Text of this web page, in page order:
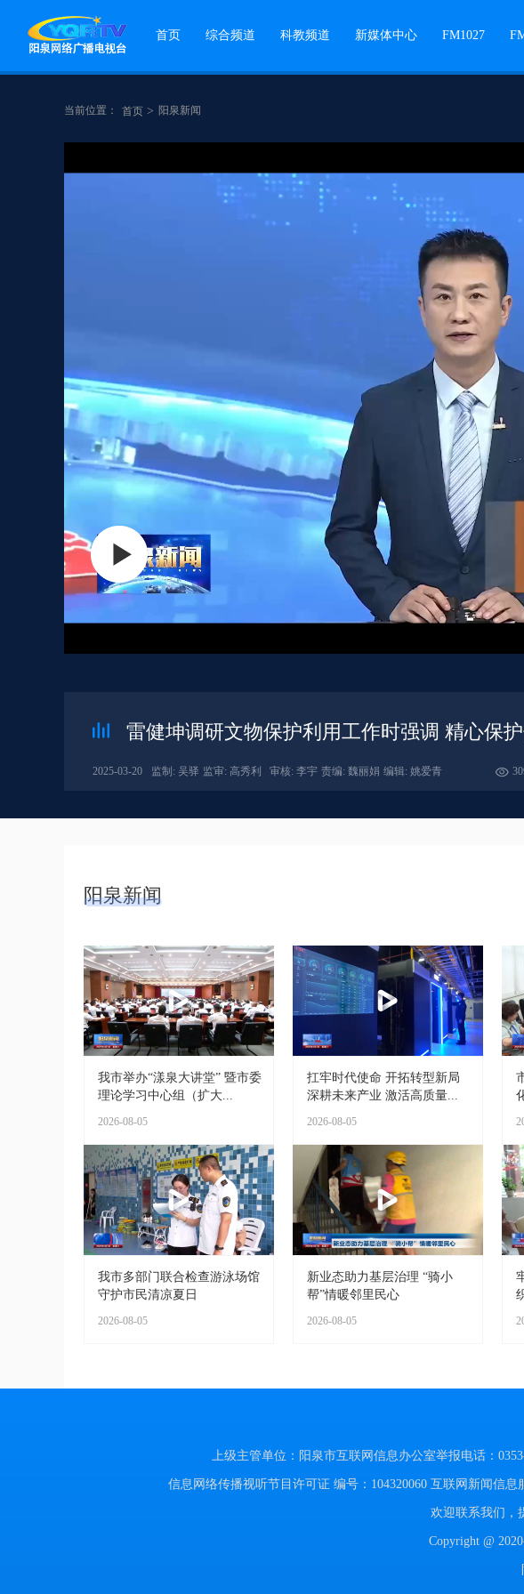
首页 综合频道 科教频道 新媒体中心 FM1027
当前位置： 首页 > 阳泉新闻
雷健坤调研文物保护利用工作时强调 精心保
2025-03-20 监制: 吴驿 监审: 高秀利 审核: 李宇 责编: 魏丽娟 编辑: 姚爱青
阳泉新闻
我市举办“漾泉大讲堂” 暨市委
理论学习中心组（扩大...
2026-08-05
扛牢时代使命 开拓转型新局
深耕未来产业 激活高质量...
2026-08-05
我市多部门联合检查游泳场馆
守护市民清凉夏日
2026-08-05
新业态助力基层治理 “骑小
帮”情暖邻里民心
2026-08-05
上级主管单位：阳泉市互联网信息办公室举报电话：
信息网络传播视听节目许可证 编号：104320060 互联网新闻信息
欢迎联系我们，
Copyright @